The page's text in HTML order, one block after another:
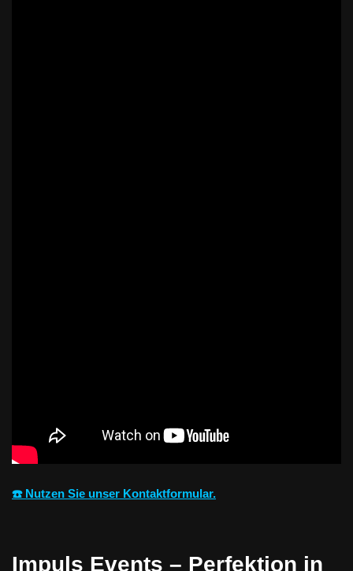
☎️ Nutzen Sie unser Kontaktformular.
Impuls Events – Perfektion in